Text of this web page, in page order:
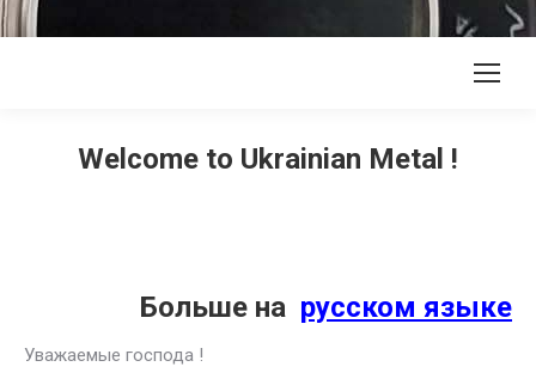
Welcome to Ukrainian Metal !
Больше на русском языке
Уважаемые господа !